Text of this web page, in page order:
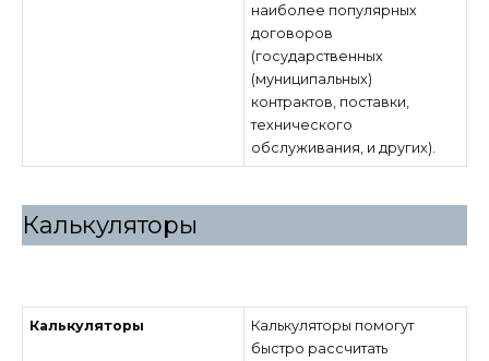
наиболее популярных
договоров
(государственных
(муниципальных)
контрактов, поставки,
технического
обслуживания, и других).
Калькуляторы
Калькуляторы
Калькуляторы помогут
быстро рассчитать